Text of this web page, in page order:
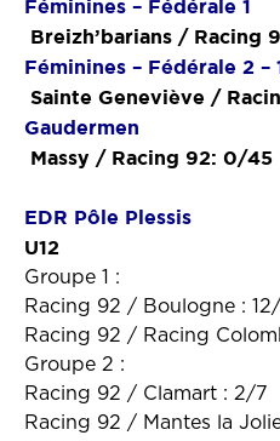
Féminines – Fédérale 1
Breizh’barians / Racing
Féminines – Fédérale 2
Sainte Geneviève /
Gaudermen
Massy / Racing 92: 0/45
EDR Pôle Plessis
U12
Groupe 1 :
Racing 92 / Boulogne :
Racing 92 / Racing
Groupe 2 :
Racing 92 / Clamart : 2/7
Racing 92 / Mantes la